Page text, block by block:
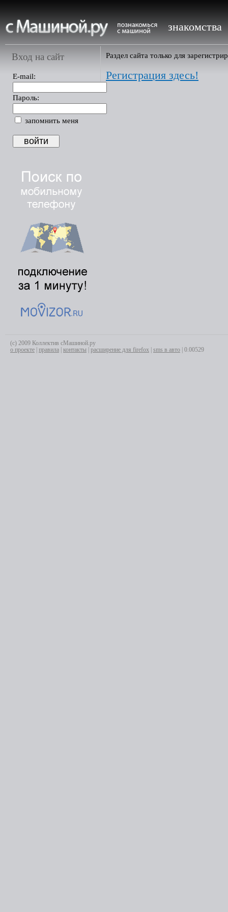
знакомства
Вход на сайт
E-mail:
Пароль:
запомнить меня
Раздел сайта только для
Регистрация здесь!
(с) 2009 Коллектив сМашиной.ру
о проекте
правила контакты расширение для firefox sms в авто | 0.00529